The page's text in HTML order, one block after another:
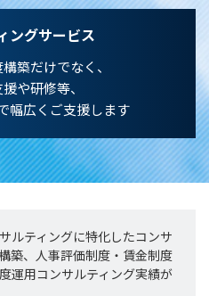
ングサービス
築だけでなく、
や研修等、
幅広くご支援します
ルティングに特化したコンサ
築、人事評価制度・賃金制度
運用コンサルティング実績が